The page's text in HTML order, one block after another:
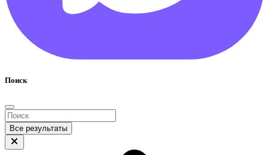
Поиск
Все результаты